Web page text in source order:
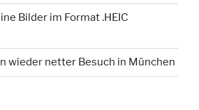
Bilder im Format .HEIC
wieder netter Besuch in München